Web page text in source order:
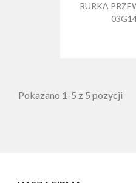
RURKA
Pokazano 1-5 z 5 pozycji